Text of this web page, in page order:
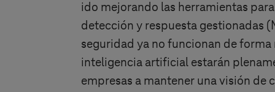
ido mejorando las herramientas
detección y respuesta gestionadas
seguridad ya no funcionan de
inteligencia artificial estarán
empresas a mantener una visión de